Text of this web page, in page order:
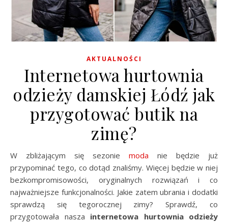
AKTUALNOŚCI
Internetowa hurtownia
odzieży damskiej Łódź jak
przygotować butik na
zimę?
W zbliżającym się sezonie moda nie będzie już
przypominać tego, co dotąd znaliśmy. Więcej będzie w niej
bezkompromisowości, oryginalnych rozwiązań i co
najważniejsze funkcjonalności. Jakie zatem ubrania i dodatki
sprawdzą się tegorocznej zimy? Sprawdź, co
przygotowała nasza internetowa hurtownia odzieży